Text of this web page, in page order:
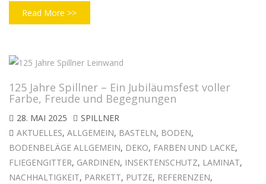
Read More >>
125 Jahre Spillner – Ein Jubiläumsfest voller
Farbe, Freude und Begegnungen
28. MAI 2025
SPILLNER
AKTUELLES, ALLGEMEIN, BASTELN, BODEN,
BODENBELÄGE ALLGEMEIN, DEKO, FARBEN UND LACKE,
FLIEGENGITTER, GARDINEN, INSEKTENSCHUTZ, LAMINAT,
NACHHALTIGKEIT, PARKETT, PUTZE, REFERENZEN,